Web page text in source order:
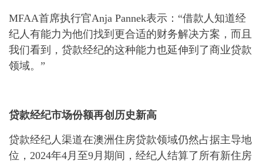
MFAA首席执行官Anja Pannek表示：“借款人知道经
纪人有能力为他们找到更合适的财务解决方案，而且
我们看到，贷款经纪的这种能力也延伸到了商业贷款
领域。”
贷款经纪市场份额再创历史新高
贷款经纪人渠道在澳洲住房贷款领域仍然占据主导地
位，2024年4月至9月期间，经纪人结算了所有新住房